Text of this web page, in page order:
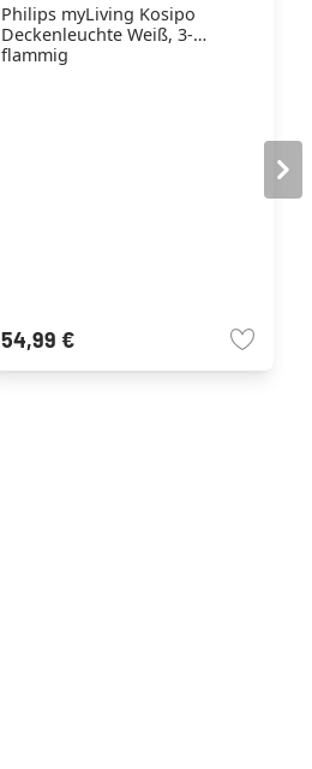
Philips myLiving Kosipo
Deckenleuchte Weiß, 3-
flammig
54,99 €